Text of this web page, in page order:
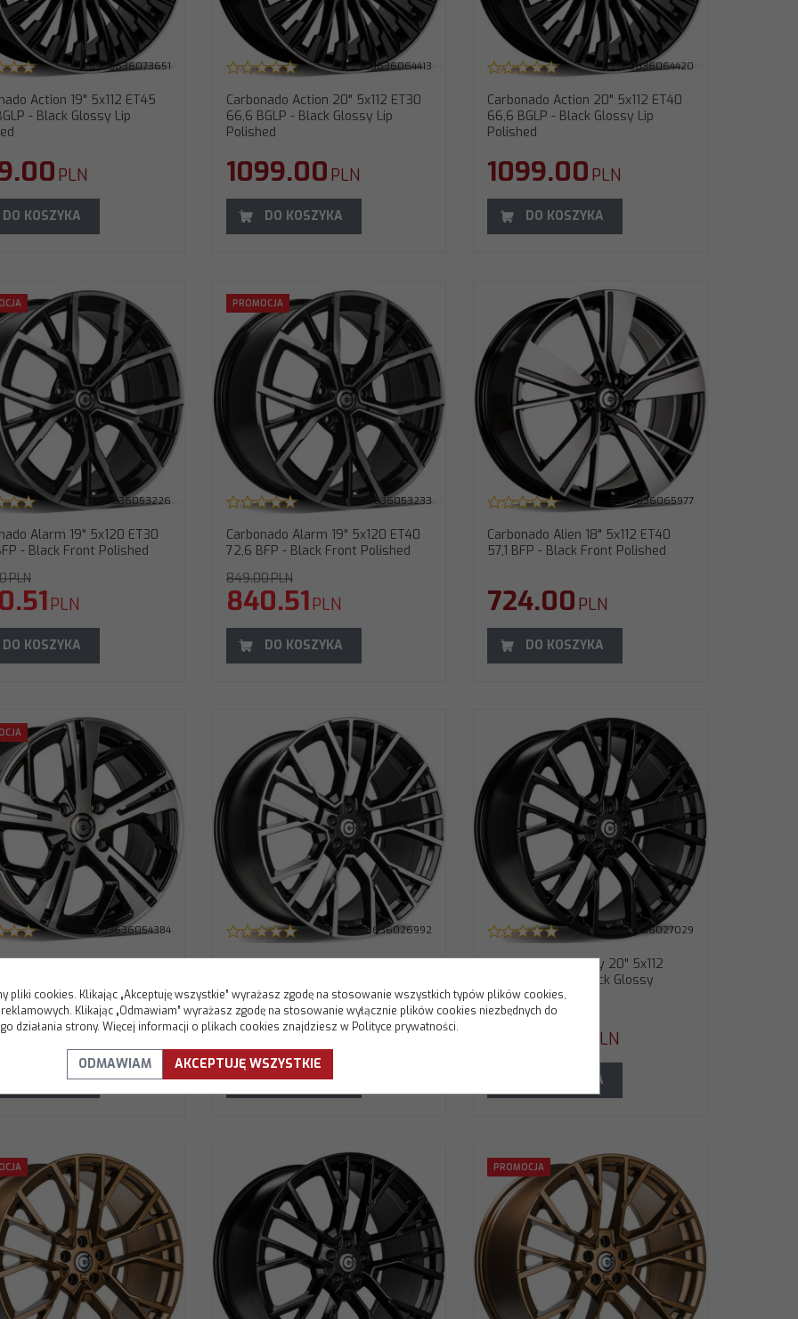
5903636073651
Action 19" 5x112 ET45
- Black Glossy Lip
PLN
DO KOSZYKA
5903636064413
Carbonado Action 20" 5x112 ET30
66,6 BGLP - Black Glossy Lip
Polished
1099.00 PLN
DO KOSZYKA
5903636064420
Carbonado Action 20" 5x112 ET40
66,6 BGLP - Black Glossy Lip
Polished
1099.00 PLN
DO KOSZYKA
5903636053226
Alarm 19" 5x120 ET30
- Black Front Polished
PLN
PLN
DO KOSZYKA
PROMOCJA
5903636053233
Alarm 19" 5x120 ET40 72,6 BFP -
Front Polished
19"
Rozstaw śrub
ET (odsadzenie) : 40
centralny 72,6
: Alarm
Szerokość: 9"
producenta: ALARM199405120726BFP
Waga felgi: 12,3 KG
Carbonado Alarm 19" 5x120 ET40
72,6 BFP - Black Front Polished
849.00PLN
840.51PLN
DO KOSZYKA
5903636065977
Carbonado Alien 18" 5x112 ET40 57,1 BFP -
Black Front Polished
Średnica
18"
Rozstaw śrub 5x112
ET (odsadzenie) : 40
Otwór centralny 57,1
Model: Alien
Szerokość: 8"
Waga felgi: 10,3 KG
Carbonado Alien 18" 5x112 ET40
57,1 BFP - Black Front Polished
724.00 PLN
DO KOSZYKA
5903636054384
Angers 16" 4x108 ET20
PLN
DO KOSZYKA
5903636026992
Anomaly 20" 5x112 ET30 66,5
- Black Front Polished
śrub
:
5x112
(odsadzenie) : 30
centralny
66,5
: Anomaly
Szerokość 9"
producenta:
felgi: 16,6 KG
Carbonado Anomaly 20" 5x112
Polished
1074.00
DO KOSZYKA
5903636027029
Carbonado Anomaly 20" 5x112 ET30 66,5
BG - Black Glossy
Średnica:
Rozstaw śrub
5x112
ET (odsadzenie) : 30
Otwór centralny: 66,5
Model: Anomaly
Szerokość: 9"
Kod producenta:
ANOMALY209511235666BG
Waga felgi
16,5 KG
Carbonado Anomaly 20" 5x112
ET30 66,5 BG - Black Glossy
PLN
DO KOSZYKA
Anomaly 21" 5x112 ET30 66,5
- Black Glossy
Rozstaw śrub
5x112
ET (odsadzenie)
30
centralny: 66,5
: Anomaly
: 9,5"
producenta:
Waga felgi: 18,8 KG
PROMOCJA
Carbonado Anomaly 21" 5x112 ET30 66,6
Bronze - Bronze
Średnica:
Rozstaw śrub
5x112
ET (odsadzenie): 30
Otwór centralny:
66,6
Model: Anomaly
Szerokość: 9,5"
Kod producenta :
ANOMALY2195511230666Bronze
Waga felgi: 16,4 KG
pliki cookies. Klikając „Akceptuję wszystkie” wyrażasz zgodę na stosowanie wszystkich typów plików cookies,
Klikając „Odmawiam” wyrażasz zgodę na stosowanie wyłącznie plików cookies niezbędnych do
działania strony. Więcej informacji o plikach cookies znajdziesz w Polityce prywatności.
ODMAWIAM AKCEPTUJĘ WSZYSTKIE